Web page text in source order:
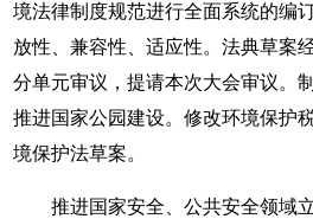
境法律制度规范进行全面系统的编
放性、兼容性、适应性。法典草案
分单元审议，提请本次大会审议。
推进国家公园建设。修改环境保护
境保护法草案。
推进国家安全、公共安全领域